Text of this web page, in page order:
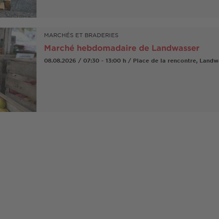
MARCHÉS ET BRADERIES
Marché hebdomadaire de Landwasser
08.08.2026 / 07:30 - 13:00 h / Place de la rencontre,